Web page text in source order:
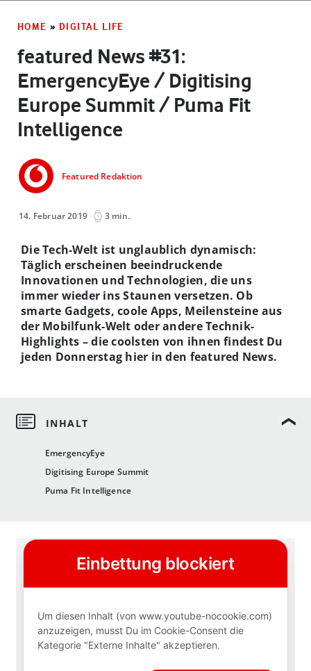
HOME » DIGITAL LIFE
featured News #31:
EmergencyEye / Digitising
Europe Summit / Puma Fit
Intelligence
Featured Redaktion
14. Februar 2019 3 min.
EmergencyEye
Digitising Europe Summit
Puma Fit Intelligence
Die Tech-Welt ist unglaublich dynamisch:
Täglich erscheinen beeindruckende
Innovationen und Technologien, die uns
immer wieder ins Staunen versetzen. Ob
smarte Gadgets, coole Apps, Meilensteine aus
der Mobilfunk-Welt oder andere Technik-
Highlights – die coolsten von ihnen findest Du
jeden Donnerstag hier in den featured News.